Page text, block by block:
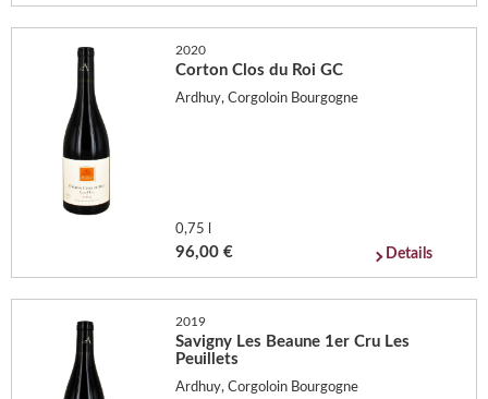
2020
Corton Clos du Roi GC
Ardhuy, Corgoloin Bourgogne
0,75 l
96,00 € Details
2019
Savigny Les Beaune 1er Cru Les
Peuillets
Ardhuy, Corgoloin Bourgogne